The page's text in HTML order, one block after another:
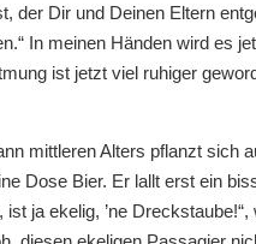
der Dir und Deinen Eltern
In meinen Händen wird es
ist jetzt viel ruhiger
mittleren Alters pflanzt sich
Dose Bier. Er lallt erst ein
ja ekelig, ’ne